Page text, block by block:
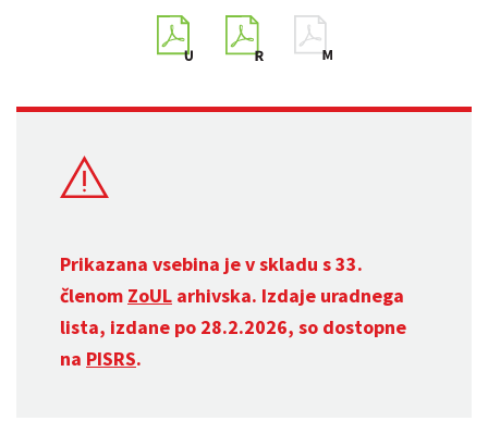
Prikazana vsebina je v skladu s 33.
členom ZoUL arhivska. Izdaje uradnega
lista, izdane po 28.2.2026, so dostopne
na PISRS.